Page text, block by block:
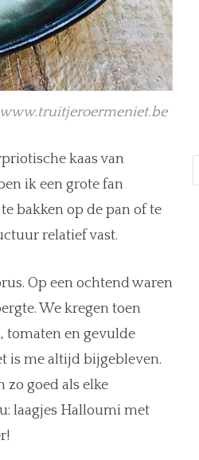
kaas van
ik een grote fan
bakken op de pan of te
relatief vast.
Op een ochtend waren
We kregen toen
tomaten en gevulde
is me altijd bijgebleven.
goed als elke
laagjes Halloumi met